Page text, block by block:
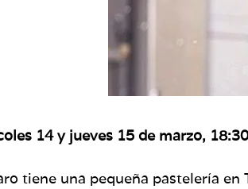
14 y jueves 15 de marzo,
tiene una pequeña pastelería